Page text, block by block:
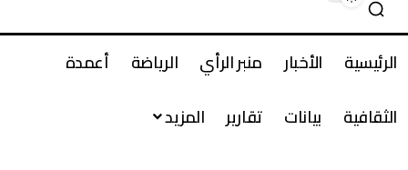
الرئيسية الأخبار منبر الرأي الرياضة
أعمدة
الثقافية
بيانات تقارير المزيد